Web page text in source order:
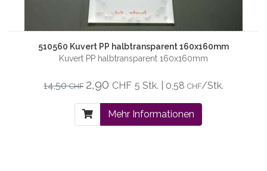
510560 Kuvert PP halbtransparent 160x160mm
Kuvert PP halbtransparent 160x160mm
14,50CHF 2,90 CHF 5 Stk. | 0,58 CHF/Stk.
Mehr Informationen